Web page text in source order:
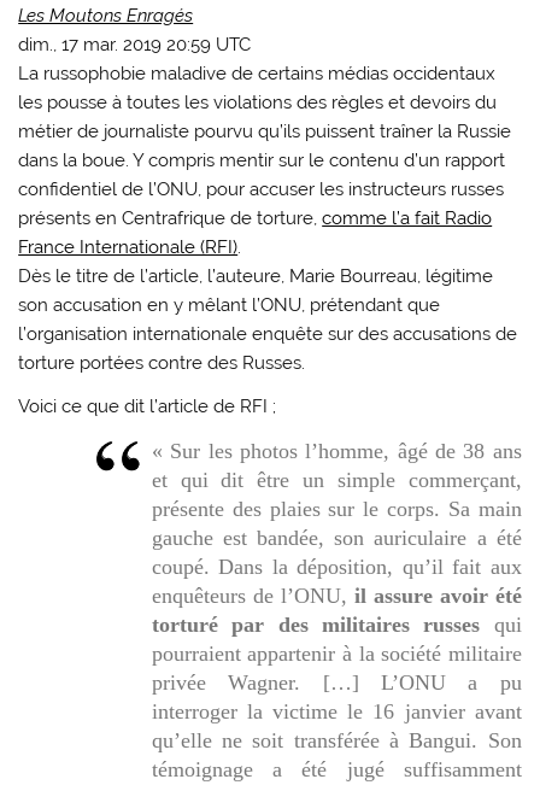
Les Moutons Enragés
dim., 17 mar. 2019 20:59 UTC
La russophobie maladive de certains médias occidentaux
les pousse à toutes les violations des règles et devoirs du
métier de journaliste pourvu qu’ils puissent traîner la Russie
dans la boue. Y compris mentir sur le contenu d’un rapport
confidentiel de l’ONU, pour accuser les instructeurs russes
présents en Centrafrique de torture,comme l’a fait Radio
France Internationale (RFI).
Dès le titre de l’article, l’auteure, Marie Bourreau, légitime
son accusation en y mêlant l’ONU, prétendant que
l’organisation internationale enquête sur des accusations de
torture portées contre des Russes.
Voici ce que dit l’article de RFI ;
« Sur les photos l’homme, âgé de 38 ans
et qui dit être un simple commerçant,
présente des plaies sur le corps. Sa main
gauche est bandée, son auriculaire a été
coupé. Dans la déposition, qu’il fait aux
enquêteurs de l’ONU, il assure avoir été
torturé par des militaires russes qui
pourraient appartenir à la société militaire
privée Wagner. […] L’ONU a pu
interroger la victime le 16 janvier avant
qu’elle ne soit transférée à Bangui. Son
témoignage a été jugé suffisamment